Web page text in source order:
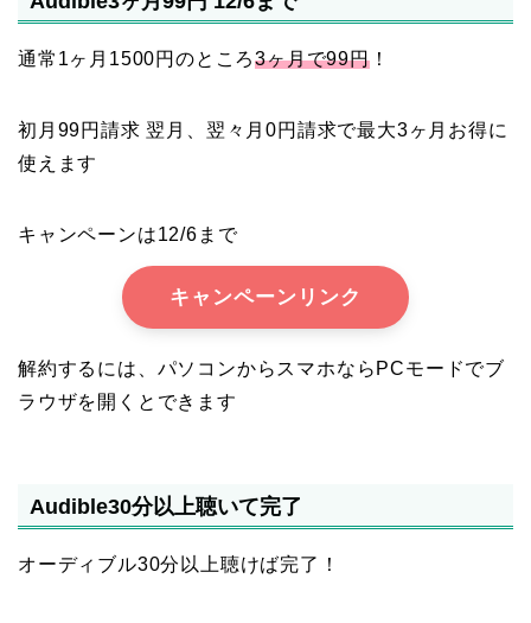
通常1ヶ月1500円のところ3ヶ月で99円！
初月99円請求 翌月、翌々月0円請求で最大3ヶ月お得に
使えます
キャンペーンは12/6まで
キャンペーンリンク
解約するには、パソコンからスマホならPCモードでブ
ラウザを開くとできます
Audible30分以上聴いて完了
オーディブル30分以上聴けば完了！